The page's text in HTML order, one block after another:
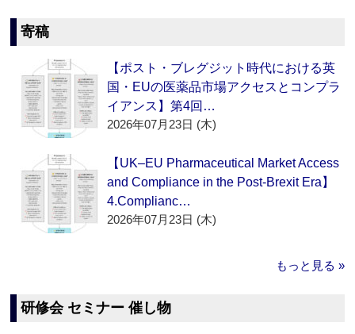
寄稿
【ポスト・ブレグジット時代における英
国・EUの医薬品市場アクセスとコンプラ
イアンス】第4回…
2026年07月23日 (木)
【UK–EU Pharmaceutical Market Access
and Compliance in the Post-Brexit Era】
4.Complianc…
2026年07月23日 (木)
もっと見る »
研修会 セミナー 催し物